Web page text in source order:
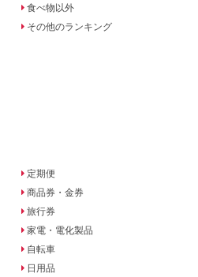
食べ物以外
その他のランキング
定期便
商品券・金券
旅行券
家電・電化製品
自転車
日用品